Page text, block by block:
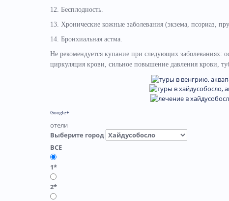
12. Бесплодность.
13. Хронические кожные заболевания (экзема, псориаз,
14. Бронхиальная астма.
Не рекомендуется купание при следующих заболеваниях:
циркуляция крови, сильное повышение давления крови,
Google+
отели
Выберите город
ВСЕ
1*
2*